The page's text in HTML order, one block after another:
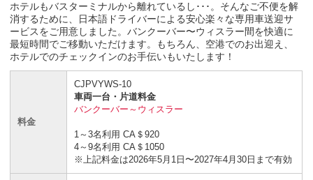
ホテルもバスターミナルから離れているし･･･。そんなご不便を解
消するために、日本語ドライバーによる安心楽々な専用車送迎サ
ービスをご用意しました。バンクーバー〜ウィスラー間を快適に
最短時間でご移動いただけます。もちろん、空港でのお出迎え、
ホテルでのチェックインのお手伝いもいたします！
料金
CJPVYWS-10
車両一台・片道料金
バンクーバー～ウィスラー
1～3名利用 CA＄920
4～9名利用 CA＄1050
※上記料金は2026年5月1日〜2027年4月30日まで有効